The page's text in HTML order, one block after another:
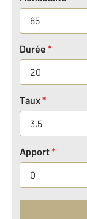
Durée *
Taux*
Apport*